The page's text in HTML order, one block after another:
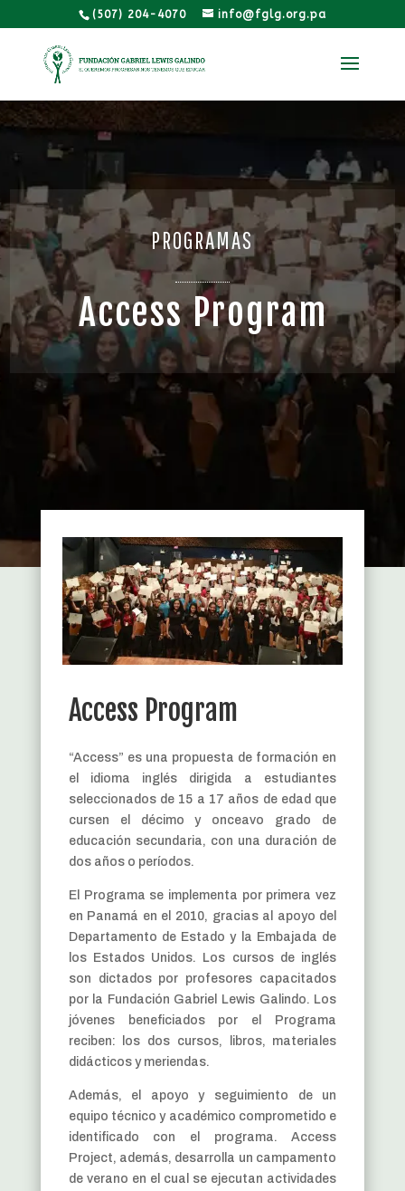
(507) 204-4070 info@fglg.org.pa
PROGRAMAS
Access Program
Access Program
“Access” es una propuesta de formación en
el idioma inglés dirigida a estudiantes
seleccionados de 15 a 17 años de edad que
cursen el décimo y onceavo grado de
educación secundaria, con una duración de
dos años o períodos.
El Programa se implementa por primera vez
en Panamá en el 2010, gracias al apoyo del
Departamento de Estado y la Embajada de
los Estados Unidos. Los cursos de inglés
son dictados por profesores capacitados
por la Fundación Gabriel Lewis Galindo. Los
jóvenes beneficiados por el Programa
reciben: los dos cursos, libros, materiales
didácticos y meriendas.
Además, el apoyo y seguimiento de un
equipo técnico y académico comprometido e
identificado con el programa. Access
Project, además, desarrolla un campamento
de verano en el cual se ejecutan actividades